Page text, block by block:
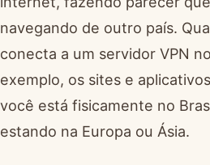
navegando de outro país.
conecta a um servidor VPN
exemplo, os sites e
você está fisicamente no
estando na Europa ou Ásia.